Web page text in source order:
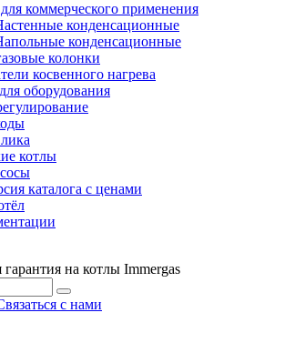
коммерческого применения
конденсационные
конденсационные
колонки
косвенного нагрева
оборудования
котлы
каталога с ценами
гарантия на котлы Immergas
с нами